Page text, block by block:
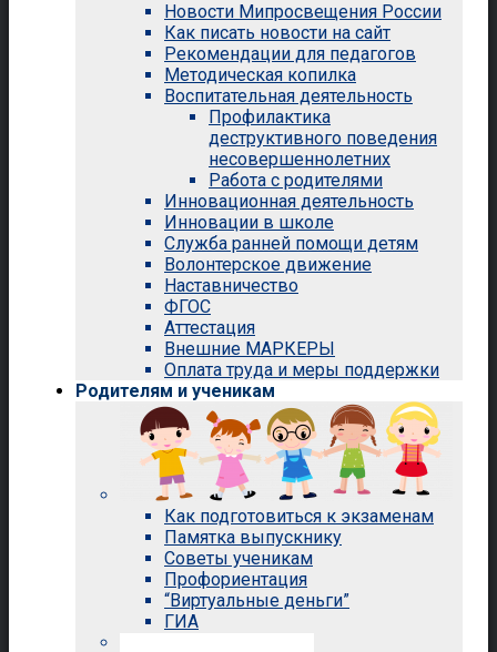
Новости Мипросвещения России
Как писать новости на сайт
Рекомендации для педагогов
Методическая копилка
Воспитательная деятельность
Профилактика
деструктивного поведения
несовершеннолетних
Работа с родителями
Инновационная деятельность
Инновации в школе
Служба ранней помощи детям
Волонтерское движение
Наставничество
ФГОС
Аттестация
Внешние МАРКЕРЫ
Оплата труда и меры поддержки
Родителям и ученикам
Как подготовиться к экзаменам
Памятка выпускнику
Советы ученикам
Профориентация
“Виртуальные деньги”
ГИА